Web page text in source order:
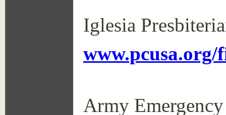
Iglesia
Army